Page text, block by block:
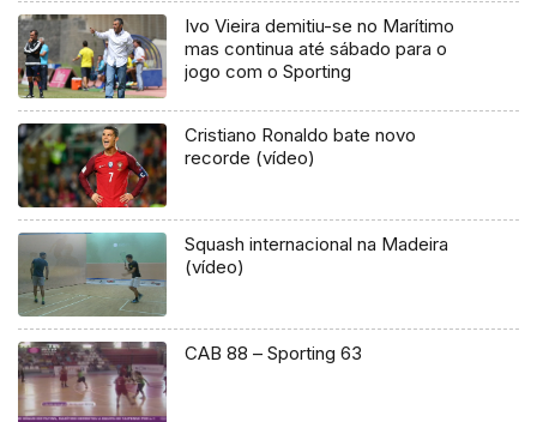
Ivo Vieira demitiu-se no Marítimo
mas continua até sábado para o
jogo com o Sporting
Cristiano Ronaldo bate novo
recorde (vídeo)
Squash internacional na Madeira
(vídeo)
CAB 88 – Sporting 63